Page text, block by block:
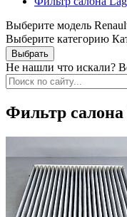
Выберите модель
Выберите категорию
Не нашли что искали?
Фильтр